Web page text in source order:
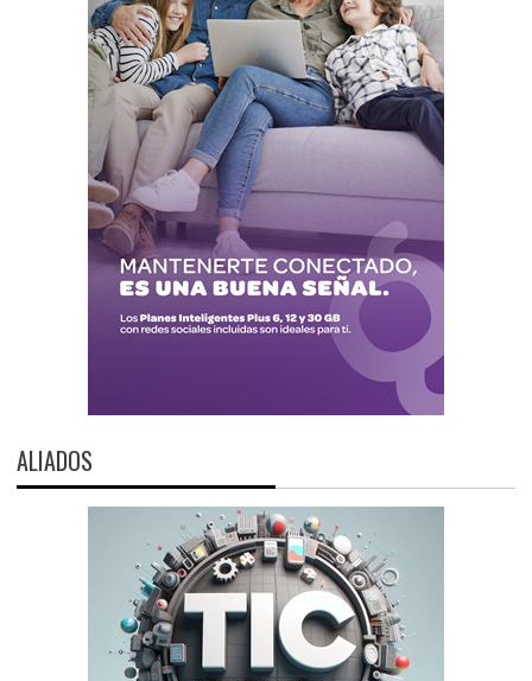
ALIADOS